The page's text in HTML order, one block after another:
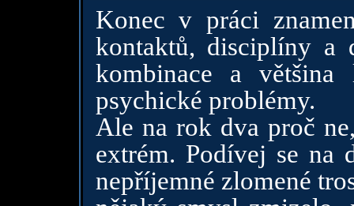
Konec v práci
kontaktů, disciplíny a
kombinace a
psychické problémy.
Ale na rok dva proč
extrém. Podívej se na
nepříjemné zlomené